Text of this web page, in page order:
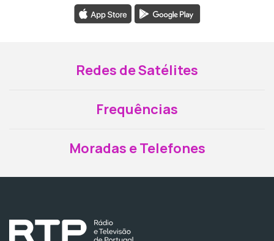
Redes de Satélites
Frequências
Moradas e Telefones